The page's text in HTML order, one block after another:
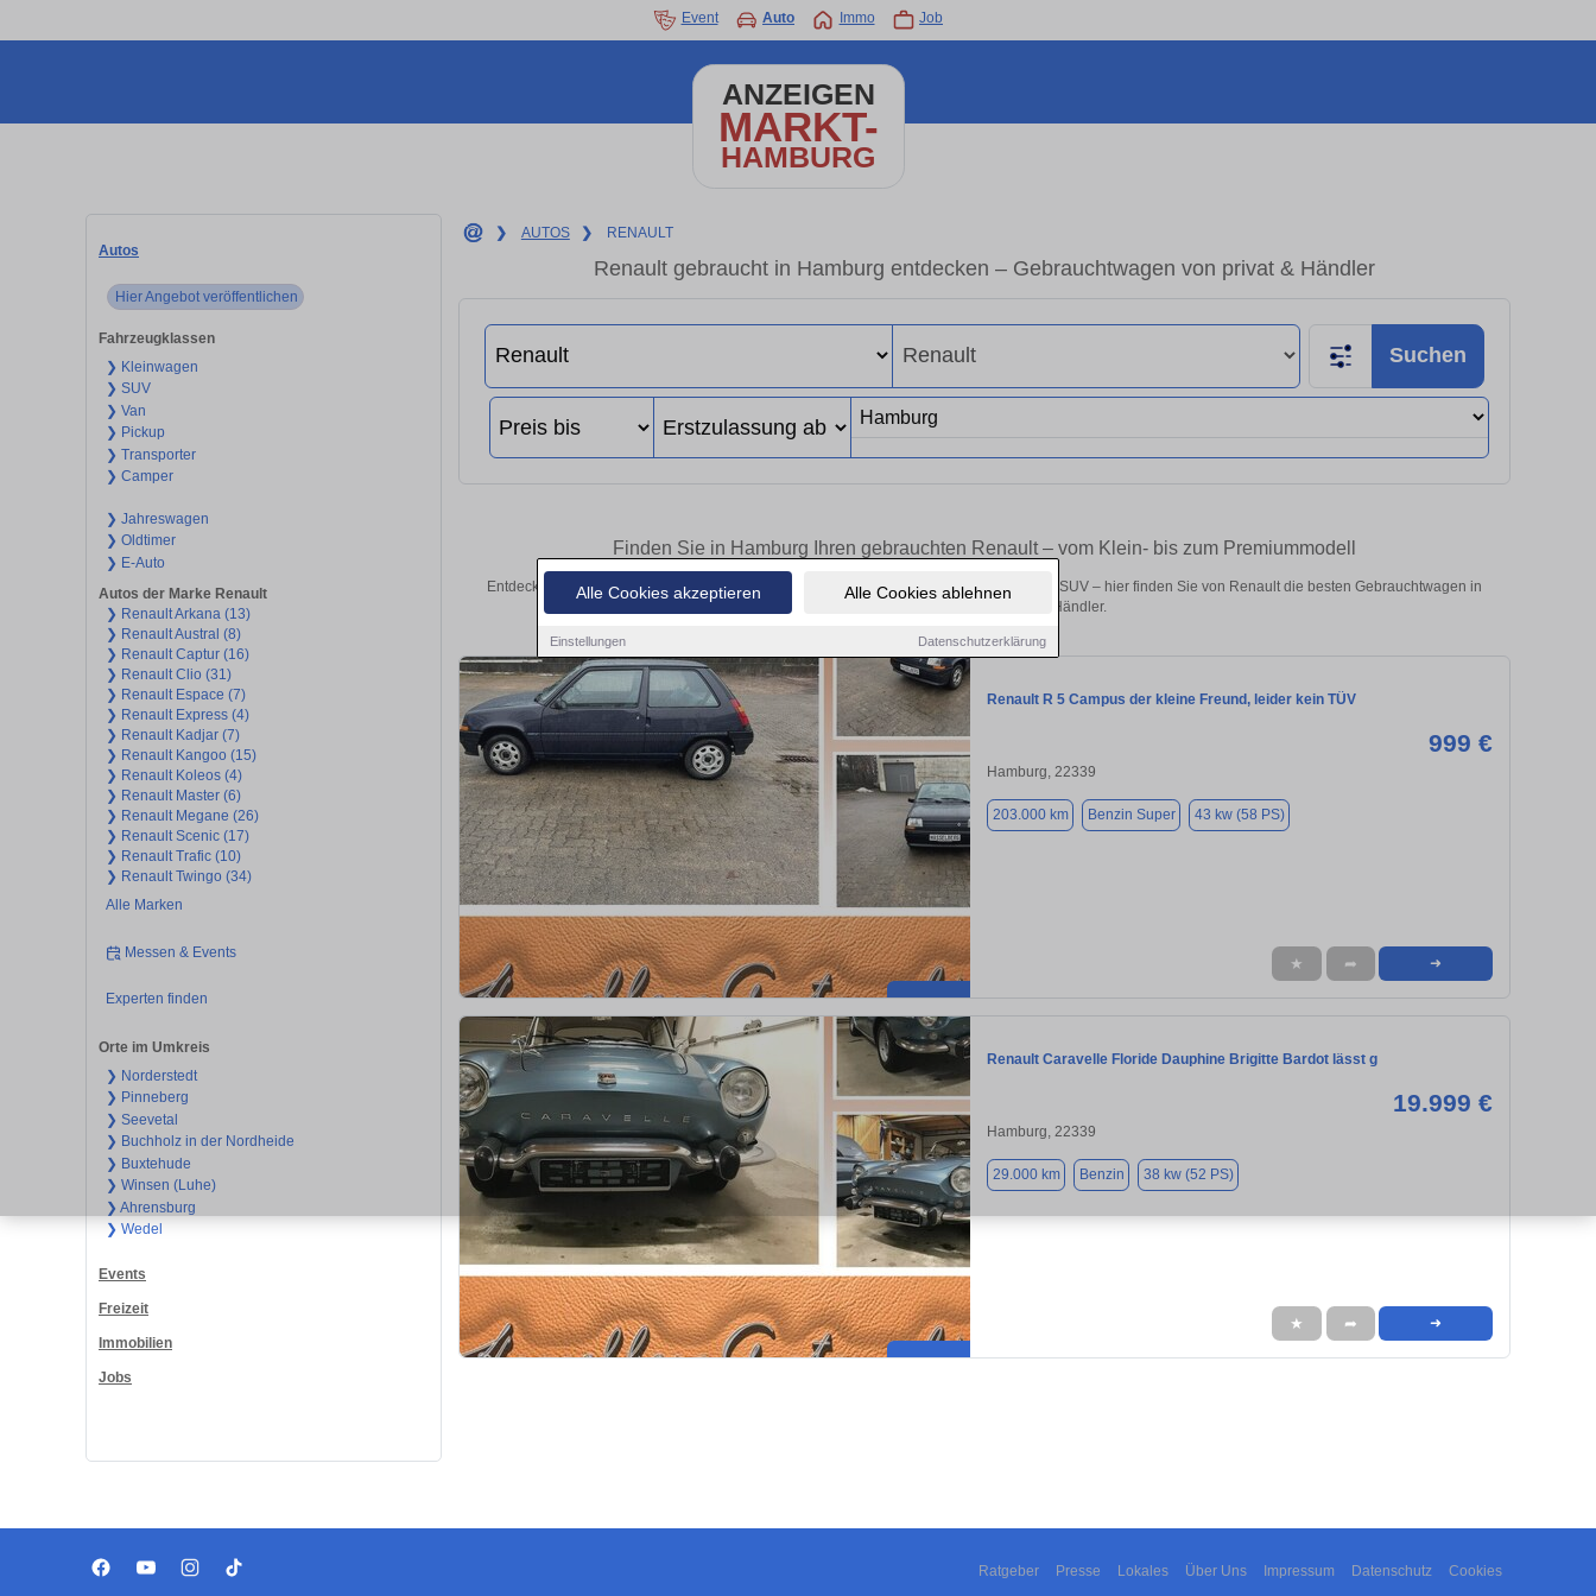
Alle Cookies akzeptieren Alle Cookies ablehnen
Einstellungen Datenschutzerklärung
Event Auto Immo Job
ANZEIGEN
MARKT-
HAMBURG
Autos
Hier Angebot veröffentlichen
Fahrzeugklassen
❯ Kleinwagen
❯ SUV
❯ Van
❯ Pickup
❯ Transporter
❯ Camper
❯ Jahreswagen
❯ Oldtimer
❯ E-Auto
Autos der Marke Renault
❯ Renault Arkana (13)
❯ Renault Austral (8)
❯ Renault Captur (16)
❯ Renault Clio (31)
❯ Renault Espace (7)
❯ Renault Express (4)
❯ Renault Kadjar (7)
❯ Renault Kangoo (15)
❯ Renault Koleos (4)
❯ Renault Master (6)
❯ Renault Megane (26)
❯ Renault Scenic (17)
❯ Renault Trafic (10)
❯ Renault Twingo (34)
Alle Marken
Messen & Events
Experten finden
Orte im Umkreis
❯ Norderstedt
❯ Pinneberg
❯ Seevetal
❯ Buchholz in der Nordheide
❯ Buxtehude
❯ Winsen (Luhe)
❯ Ahrensburg
❯ Wedel
Events
Freizeit
Immobilien
Jobs
❯ AUTOS ❯ RENAULT
Renault gebraucht in Hamburg entdecken – Gebrauchtwagen von privat & Händler
Suchen
Finden Sie in Hamburg Ihren gebrauchten Renault – vom Klein- bis zum Premiummodell
Entdecken Sie in Hamburg gebrauchte Renault Fahrzeuge. Von Kleinwagen bis hin zum SUV – hier finden Sie von Renault die besten Gebrauchtwagen in
Hamburg von privat und vom Händler.
Renault R 5 Campus der kleine Freund, leider kein TÜV
999 €
Hamburg, 22339
203.000 km Benzin Super 43 kw (58 PS)
★ ➦ ➜
Renault Caravelle Floride Dauphine Brigitte Bardot lässt g
19.999 €
Hamburg, 22339
29.000 km Benzin 38 kw (52 PS)
★ ➦ ➜
Ratgeber Presse Lokales Über Uns Impressum Datenschutz Cookies